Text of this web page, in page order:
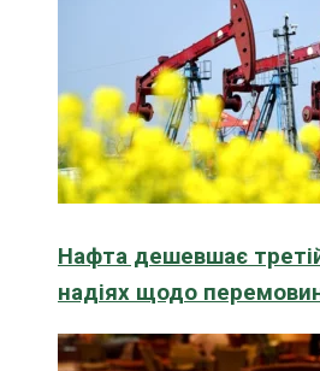
Нафта дешевшає
надіях щодо